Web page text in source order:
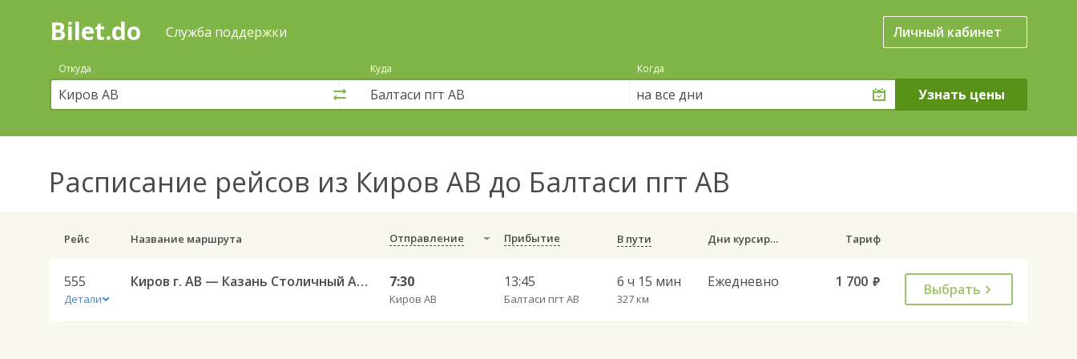
Поиск
покупка
билетов
автобус
онлайн
Bilet.do Служба поддержки Личный кабинет
Откуда Куда Когда
на все дни
Расписание рейсов из Киров АВ до Балтаси пгт АВ
Рейс Название маршрута Отправление Прибытие В пути Дни курсирования Тариф
555
Детали
Киров г. АВ — Казань Столичный АВ 555 7:30
Киров АВ
13:45
Балтаси пгт АВ
6 ч 15 мин
327 км
Ежедневно 1 700 руб. Выбрать